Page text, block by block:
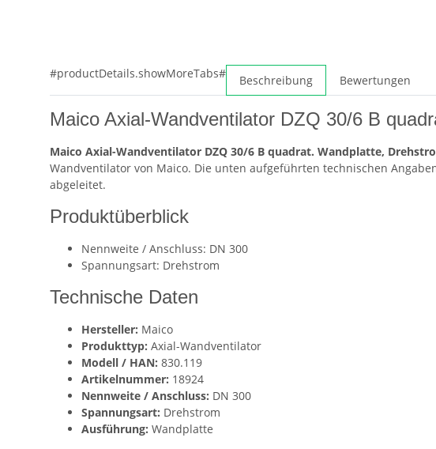
#productDetails.showMoreTabs# Beschreibung Bewertungen
Maico Axial-Wandventilator DZQ 30/6 B
Maico Axial-Wandventilator DZQ 30/6 B quadrat. Wandplatte,
Wandventilator von Maico. Die unten aufgeführten technischen
abgeleitet.
Produktüberblick
Nennweite / Anschluss: DN 300
Spannungsart: Drehstrom
Technische Daten
Hersteller: Maico
Produkttyp: Axial-Wandventilator
Modell / HAN: 830.119
Artikelnummer: 18924
Nennweite / Anschluss: DN 300
Spannungsart: Drehstrom
Ausführung: Wandplatte